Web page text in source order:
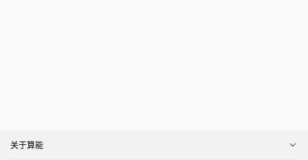
关于算能